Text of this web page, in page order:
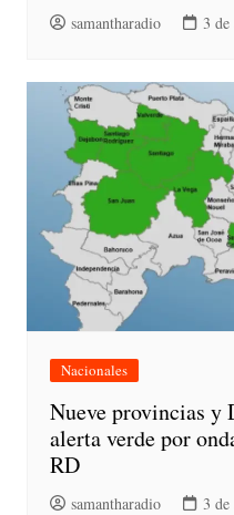
samantharadio 3 de
Nacionales
Nueve provincias
alerta verde por
RD
samantharadio 3 de